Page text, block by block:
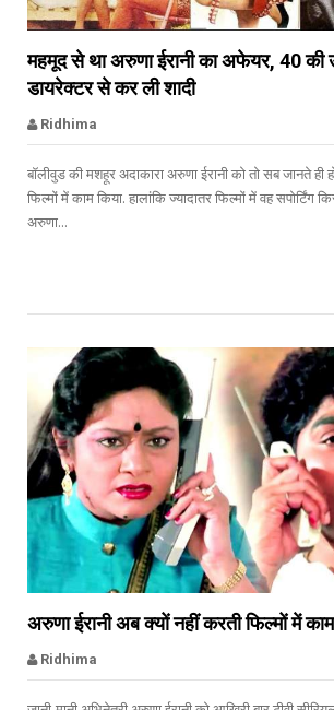

महमूद से था अरुणा ईरानी का अफेयर, 40 की
डायरेक्टर से कर ली शादी
Ridhima
बॉलीवुड की मशहूर अदाकारा अरुणा ईरानी को तो सब जानते ही
फिल्मों में काम किया. हालांकि ज्यादातर फिल्मों में वह सपोर्टिंग
अरुणा...
 
bollywood celebs
अरुणा ईरानी अब क्यों नहीं करती फिल्मों में
Ridhima